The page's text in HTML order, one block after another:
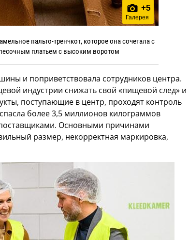
+5
Галерея
пальто-тренчкот, которое она сочетала с
платьем с высоким воротом
и поприветствовала сотрудников центра.
индустрии снижать свой «пищевой след» и
поступающие в центр, проходят контроль
более 3,5 миллионов килограммов
Основными причинами
размер, некорректная маркировка,